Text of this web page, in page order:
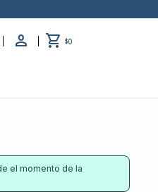
$0
el momento de la